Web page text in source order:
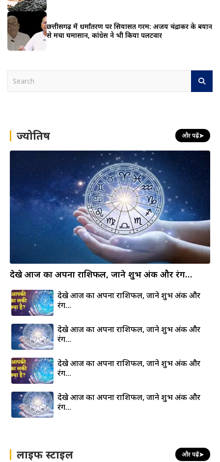
छत्तीसगढ़ में धर्मांतरण पर सियासत गरम: अजय चंद्राकर के बयान
से मचा घमासान, कांग्रेस ने भी किया पलटवार
h ज्योतिष और पढ़ें➤
देखे आज का अपना राशिफल, जाने शुभ अंक और रंग…
देखे आज का अपना राशिफल, जाने शुभ अंक और
रंग…
देखे आज का अपना राशिफल, जाने शुभ अंक और
रंग…
देखे आज का अपना राशिफल, जाने शुभ अंक और
रंग…
देखे आज का अपना राशिफल, जाने शुभ अंक और
रंग…
लाइफ स्टाइल और पढ़ें➤